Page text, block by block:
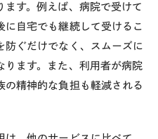
ます。例えば、病院で受けて
に自宅でも継続して受けるこ
防ぐだけでなく、スムーズに
ります。また、利用者が病院
の精神的な負担も軽減される